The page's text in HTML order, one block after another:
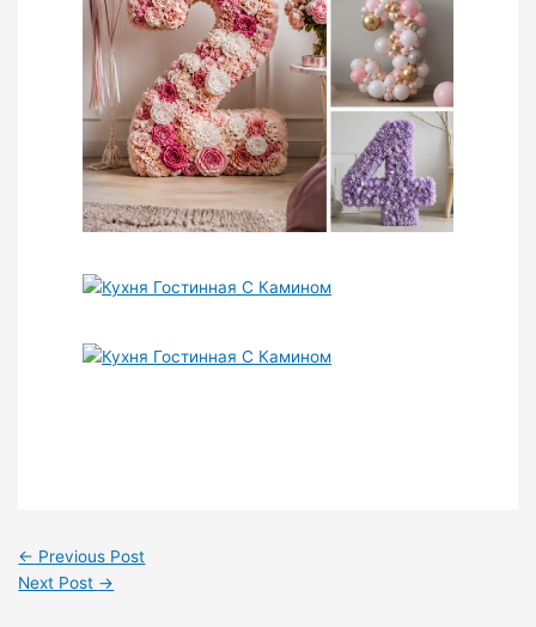
← Previous Post
Next Post →